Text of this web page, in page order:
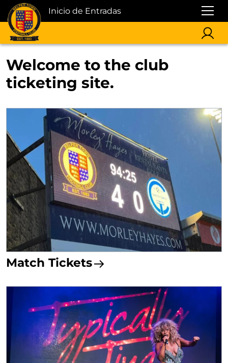
Inicio de Entradas
Welcome to the club
ticketing site.
Match Tickets